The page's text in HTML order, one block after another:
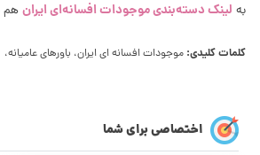
به لینک دسته‌بندی موجودات افسانه‌ای ایرانهم
کلمات کلیدی: موجودات افسانه ای ایران، باورهای عامیانه،
اختصاصی برای شما